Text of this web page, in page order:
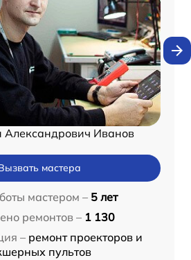
Александрович Иванов
мастера
мастером – 5 лет
ремонтов – 1 130
– ремонт проекторов и
пультов